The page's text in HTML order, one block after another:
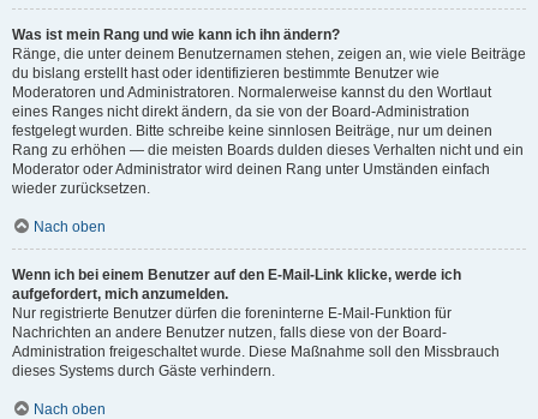
Was ist mein Rang und wie kann ich ihn ändern?
Ränge, die unter deinem Benutzernamen stehen, zeigen an, wie viele Beiträge
du bislang erstellt hast oder identifizieren bestimmte Benutzer wie
Moderatoren und Administratoren. Normalerweise kannst du den Wortlaut
eines Ranges nicht direkt ändern, da sie von der Board-Administration
festgelegt wurden. Bitte schreibe keine sinnlosen Beiträge, nur um deinen
Rang zu erhöhen — die meisten Boards dulden dieses Verhalten nicht und ein
Moderator oder Administrator wird deinen Rang unter Umständen einfach
wieder zurücksetzen.
Nach oben
Wenn ich bei einem Benutzer auf den E-Mail-Link klicke, werde ich
aufgefordert, mich anzumelden.
Nur registrierte Benutzer dürfen die foreninterne E-Mail-Funktion für
Nachrichten an andere Benutzer nutzen, falls diese von der Board-
Administration freigeschaltet wurde. Diese Maßnahme soll den Missbrauch
dieses Systems durch Gäste verhindern.
Nach oben